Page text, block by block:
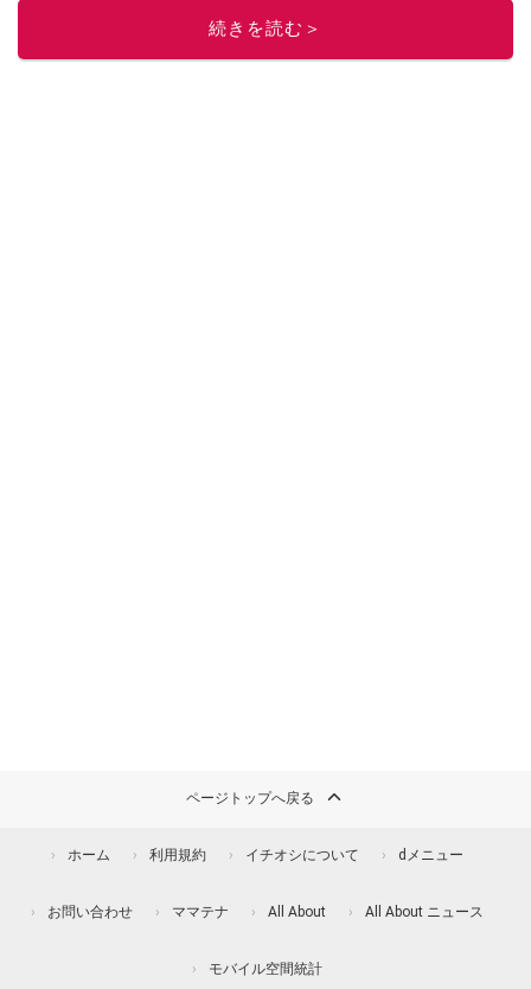
このイチオシストの他の記事を読む
続きを読む＞
ページトップへ戻る
ホーム 利用規約 イチオシについて dメニュー
お問い合わせ ママテナ All About All About ニュース
モバイル空間統計